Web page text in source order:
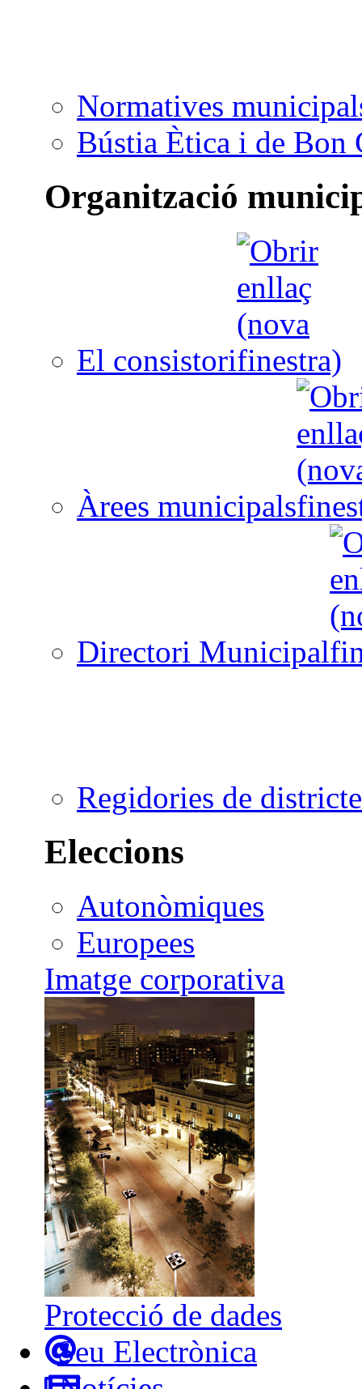
Normatives
Bústia Ètica i de Bon
Organització
El consistori
Àrees municipals
Directori Municipal
Regidories de districte
Eleccions
Autonòmiques
Europees
Imatge corporativa
Protecció de dades
Seu Electrònica